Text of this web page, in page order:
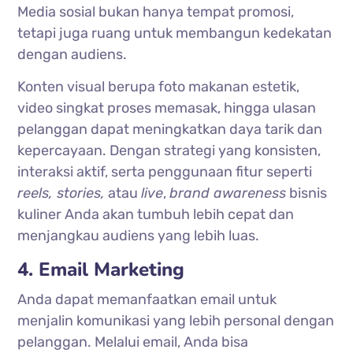
Media sosial bukan hanya tempat promosi,
tetapi juga ruang untuk membangun kedekatan
dengan audiens.
Konten visual berupa foto makanan estetik,
video singkat proses memasak, hingga ulasan
pelanggan dapat meningkatkan daya tarik dan
kepercayaan. Dengan strategi yang konsisten,
interaksi aktif, serta penggunaan fitur seperti
reels, stories, ataulive,brand awareness bisnis
kuliner Anda akan tumbuh lebih cepat dan
menjangkau audiens yang lebih luas.
4. Email Marketing
Anda dapat memanfaatkan email untuk
menjalin komunikasi yang lebih personal dengan
pelanggan. Melalui email, Anda bisa